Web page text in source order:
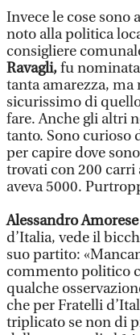
Invece le cose sono
noto alla politica
consigliere
Ravagli,fu nominata
tanta amarezza,
sicurissimo di
fare. Anche gli altri
tanto. Sono curioso
per capire dove
trovati con 200
aveva 5000.
Alessandro Amorese
d’Italia, vede il
suo partito:
commento politico
qualche
che per Fratelli
triplicato se non di